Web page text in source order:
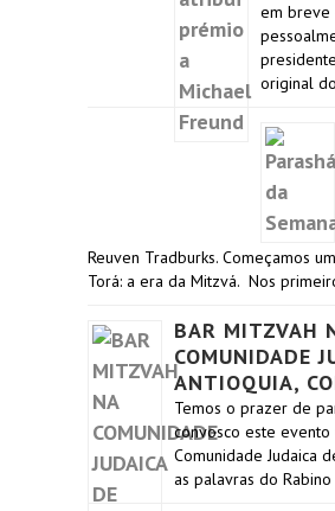
em breve
original
Reuven Tradburks. Começamos
Torá: a era da Mitzvá. Nos
BAR MITZVAH
COMUNIDADE
ANTIOQUIA,
Temos o prazer de
convosco este evento
Comunidade Judaica
as palavras do